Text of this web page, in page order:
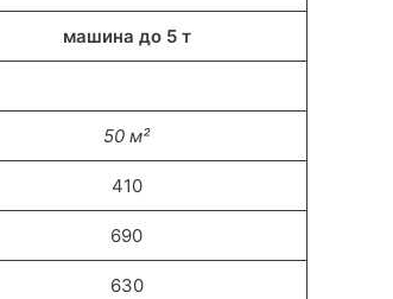
машина до 5 т
50 м²
410
690
630